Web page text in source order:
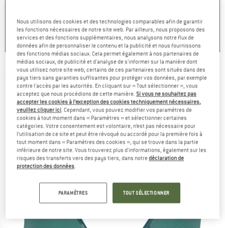
5,0(1)
5,0 (1)
MAAJI - Women's Eucaliyptus Green Allure -
Haut de maillot
(0)
Nous utilisons des cookies et des technologies comparables afin de garantir
les fonctions nécessaires de notre site web. Par ailleurs, nous proposons des
services et des fonctions supplémentaires, nous analysons notre flux de
données afin de personnaliser le contenu et la publicité et nous fournissons
des fonctions médias sociaux. Cela permet également à nos partenaires de
médias sociaux, de publicité et d'analyse de s'informer sur la manière dont
vous utilisez notre site web; certains de ces partenaires sont situés dans des
pays tiers sans garanties suffisantes pour protéger vos données, par exemple
contre l'accès par les autorités. En cliquant sur « Tout sélectionner », vous
acceptez que nous procédions de cette manière.Si vous ne souhaitez pas
accepter les cookies à l’exception des cookies techniquement nécessaires,
veuillez cliquer ici. Cependant, vous pouvez modifier vos paramètres de
cookies à tout moment dans « Paramètres » et sélectionner certaines
catégories. Votre consentement est volontaire, n’est pas nécessaire pour
l’utilisation de ce site et peut être révoqué ou accordé pour la première fois à
tout moment dans « Paramètres des cookies », qui se trouve dans la partie
inférieure de notre site. Vous trouverez plus d'informations, également sur les
risques des transferts vers des pays tiers, dans notredéclaration de
protection des données.
PARAMÈTRES TOUT SÉLECTIONNER